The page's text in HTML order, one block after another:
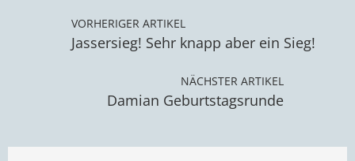
VORHERIGER ARTIKEL
Jassersieg! Sehr knapp aber ein Sieg!
NÄCHSTER ARTIKEL
Damian Geburtstagsrunde